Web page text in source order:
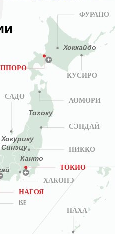
Хоккайдо
Тохоку
Хокурику
Синэцу
Канто
ТОКИО
НАГОЯ
ФУРАНО
КУСИРО
АОМОРИ
СЭНДАЙ
НИККО
ХАКОНЭ
САДО
ISE
НАХА